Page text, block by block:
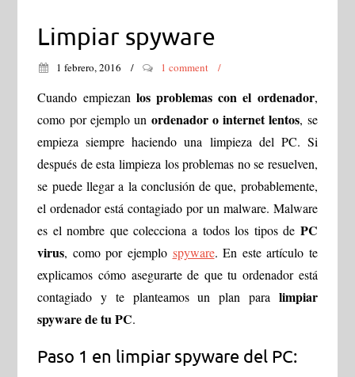
Limpiar spyware
1 febrero, 2016 1 comment
Cuando empiezan los problemas con el ordenador,
como por ejemplo un ordenador o internet lentos, se
empieza siempre haciendo una limpieza del PC. Si
después de esta limpieza los problemas no se resuelven,
se puede llegar a la conclusión de que, probablemente,
el ordenador está contagiado por un malware. Malware
es el nombre que colecciona a todos los tipos de PC
virus, como por ejemplo spyware. En este artículo te
explicamos cómo asegurarte de que tu ordenador está
contagiado y te planteamos un plan para limpiar
spyware de tu PC.
Paso 1 en limpiar spyware del PC: